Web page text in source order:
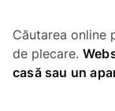
Căutarea online
de plecare.
casă sau un